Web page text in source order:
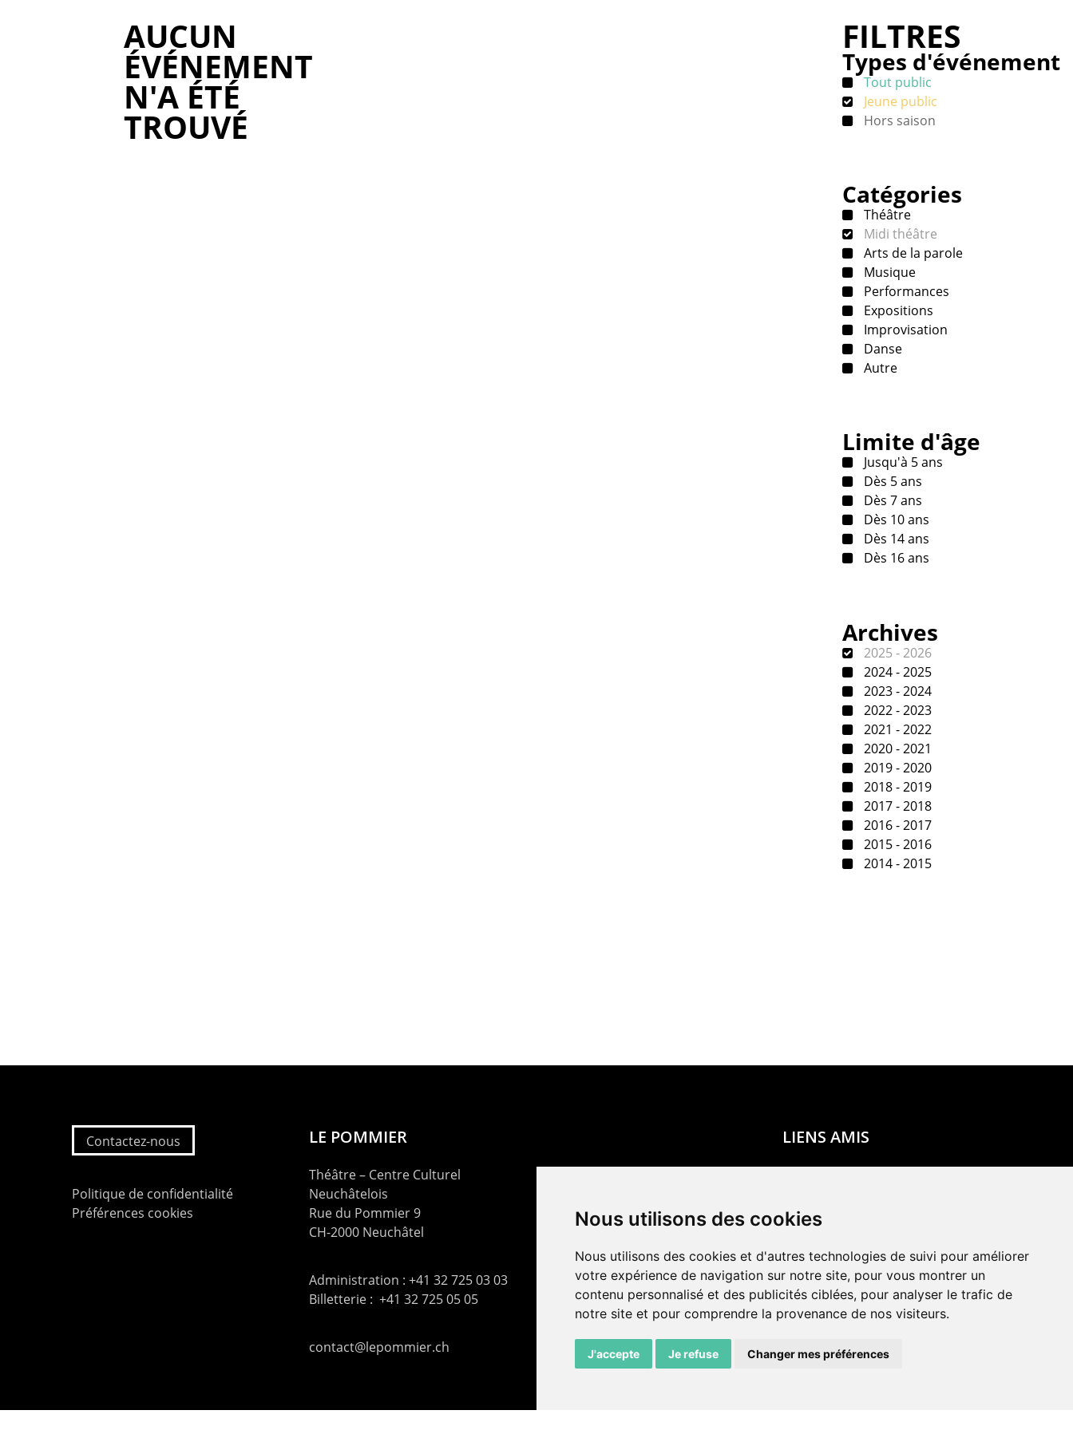
Nous utilisons des cookies
Nous utilisons des cookies et d'autres technologies de suivi pour améliorer
votre expérience de navigation sur notre site, pour vous montrer un
contenu personnalisé et des publicités ciblées, pour analyser le trafic de
notre site et pour comprendre la provenance de nos visiteurs.
J'accepte Je refuse Changer mes préférences
AUCUN
ÉVÉNEMENT
N'A ÉTÉ
TROUVÉ
FILTRES
Types d'événement
Tout public
Jeune public
Hors saison
Catégories
Théâtre
Midi théâtre
Arts de la parole
Musique
Performances
Expositions
Improvisation
Danse
Autre
Limite d'âge
Jusqu'à 5 ans
Dès 5 ans
Dès 7 ans
Dès 10 ans
Dès 14 ans
Dès 16 ans
Archives
2025 - 2026
2024 - 2025
2023 - 2024
2022 - 2023
2021 - 2022
2020 - 2021
2019 - 2020
2018 - 2019
2017 - 2018
2016 - 2017
2015 - 2016
2014 - 2015
Contactez-nous
Politique de confidentialité
Préférences cookies
LE POMMIER
Théâtre – Centre Culturel
Neuchâtelois
Rue du Pommier 9
CH-2000 Neuchâtel
Administration : +41 32 725 03 03
Billetterie : +41 32 725 05 05
contact@lepommier.ch
LIENS AMIS